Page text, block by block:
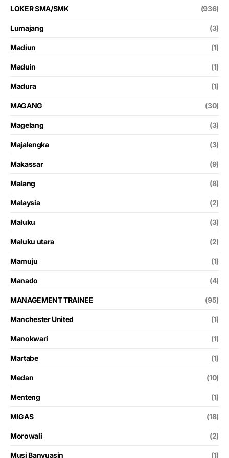
LOKER SMA/SMK (936)
Lumajang (3)
Madiun (1)
Maduin (1)
Madura (1)
MAGANG (30)
Magelang (3)
Majalengka (3)
Makassar (9)
Malang (8)
Malaysia (2)
Maluku (3)
Maluku utara (2)
Mamuju (1)
Manado (4)
MANAGEMENT TRAINEE (95)
Manchester United (1)
Manokwari (1)
Martabe (1)
Medan (10)
Menteng (1)
MIGAS (18)
Morowali (2)
Musi Banyuasin (1)